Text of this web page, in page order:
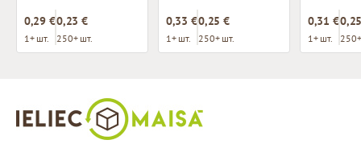
0,29 €
1+ шт.
0,23 €
250+ шт.
0,33 €
1+ шт.
0,25 €
250+ шт.
0,31 €
1+ шт.